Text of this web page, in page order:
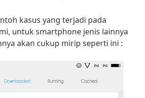
kasus yang terjadi pada
untuk smartphone jenis lainnya
akan cukup mirip seperti ini :